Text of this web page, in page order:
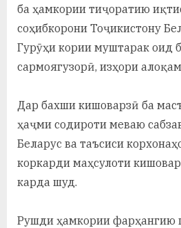
ба ҳамкории тиҷоратию
соҳибкорони Тоҷикистону
Гурӯҳи кории муштарак оид
сармоягузорӣ, изҳори
Дар бахши кишоварзӣ ба
ҳаҷми содироти меваю
Беларус ва таъсиси
коркарди маҳсулоти
карда шуд.
Рушди ҳамкории фарҳангию